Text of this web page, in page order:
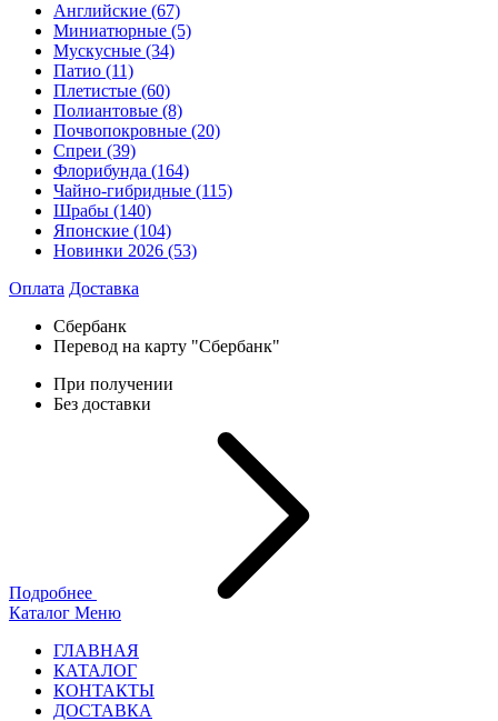
Английские (67)
Миниатюрные (5)
Мускусные (34)
Патио (11)
Плетистые (60)
Полиантовые (8)
Почвопокровные (20)
Спреи (39)
Флорибунда (164)
Чайно-гибридные (115)
Шрабы (140)
Японские (104)
Новинки 2026 (53)
Оплата Доставка
Сбербанк
Перевод на карту "Сбербанк"
При получении
Без доставки
Подробнее
Каталог Меню
ГЛАВНАЯ
КАТАЛОГ
КОНТАКТЫ
ДОСТАВКА